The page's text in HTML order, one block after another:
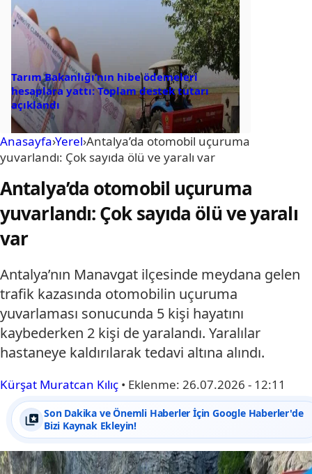
Tarım Bakanlığı’nın hibe ödemeleri
hesaplara yattı: Toplam destek tutarı
açıklandı
Anasayfa›Yerel›Antalya’da otomobil uçuruma
yuvarlandı: Çok sayıda ölü ve yaralı var
Antalya’da otomobil uçuruma
yuvarlandı: Çok sayıda ölü ve yaralı
var
Antalya’nın Manavgat ilçesinde meydana gelen
trafik kazasında otomobilin uçuruma
yuvarlaması sonucunda 5 kişi hayatını
kaybederken 2 kişi de yaralandı. Yaralılar
hastaneye kaldırılarak tedavi altına alındı.
Kürşat Muratcan Kılıç • Eklenme: 26.07.2026 - 12:11
Son Dakika ve Önemli Haberler İçin Google Haberler'de
Bizi Kaynak Ekleyin!